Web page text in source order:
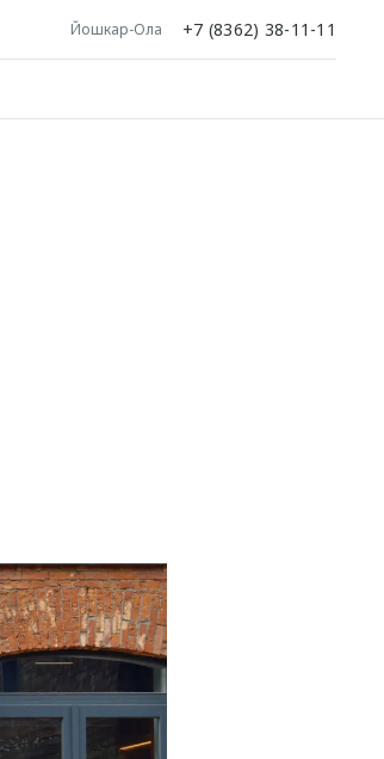
Йошкар-Ола +7 (8362) 38-11-11